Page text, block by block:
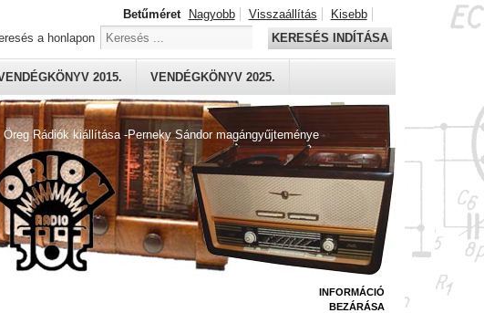
Öreg Rádiók kiállítása -Perneky Sándor magángyűjteménye
2015. VENDÉGKÖNYV 2025.
Betűméret Nagyobb Visszaállítás
Kisebb
a honlapon
KERESÉS INDÍTÁSA
INFORMÁCIÓ
BEZÁRÁSA